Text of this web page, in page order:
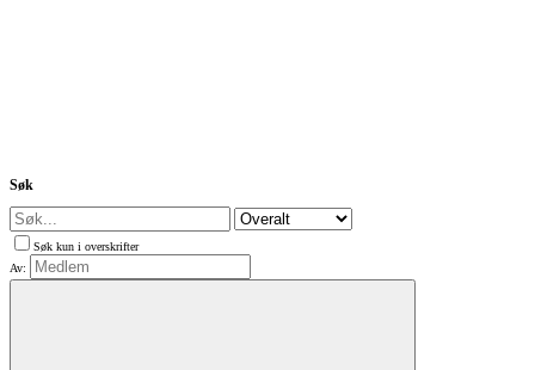
Søk
Søk kun i overskrifter
Av: